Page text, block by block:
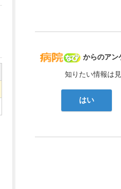
病院なび
からのアン
知りたい情報は
はい